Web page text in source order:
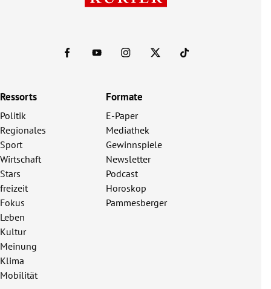
Ressorts
Politik
Regionales
Sport
Wirtschaft
Stars
freizeit
Fokus
Leben
Kultur
Meinung
Klima
Mobilität
Formate
E-Paper
Mediathek
Gewinnspiele
Newsletter
Podcast
Horoskop
Pammesberger